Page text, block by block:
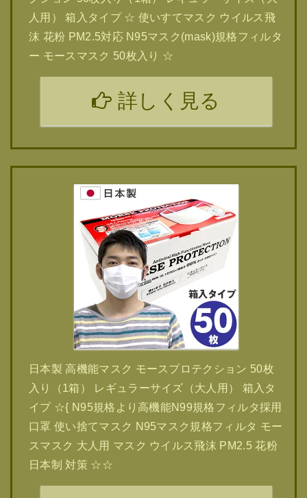
人用） 箱入タイプ ☆ 使いすてマスク ウイルス飛
沫 花粉 PM2.5対応 N95マスク(mask)規格フィルタ
ー モースマスク 50枚入り ☆
詳しく見る
日本製 高機能マスク モースプロテクション 50枚
入り（1箱） レギュラーサイズ（大人用） 箱入タ
イプ ☆{ N95規格より高機能N99規格フィルタ採用
口罩 使い捨てマスク N95マスク規格フィルタ モー
スマスク 大人用 マスク ウイルス飛沫 PM2.5 花粉
日本制 対策 ☆☆